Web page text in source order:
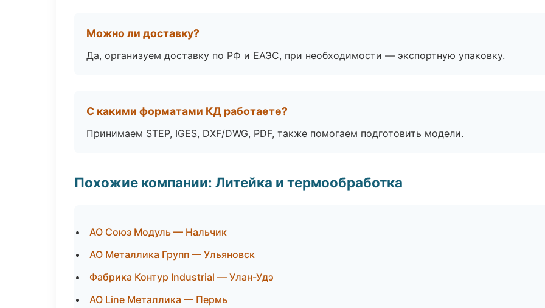
Можно ли доставку?
Да, организуем доставку по РФ и ЕАЭС, при необходимости — экспортную упаковку.
С какими форматами КД работаете?
Принимаем STEP, IGES, DXF/DWG, PDF, также помогаем подготовить модели.
Похожие компании: Литейка и термообработка
АО Союз Модуль — Нальчик
АО Металлика Групп — Ульяновск
Фабрика Контур Industrial — Улан-Удэ
АО Line Металлика — Пермь